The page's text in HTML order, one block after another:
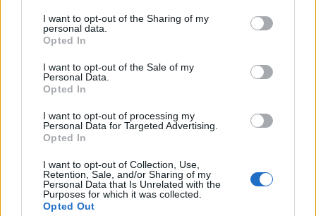
I want to opt-out of the Sharing of my
personal data.
Opted In
I want to opt-out of the Sale of my
Personal Data.
Opted In
I want to opt-out of processing my
Personal Data for Targeted Advertising.
Opted In
I want to opt-out of Collection, Use,
Retention, Sale, and/or Sharing of my
Personal Data that Is Unrelated with the
Purposes for which it was collected.
Opted Out
tőle a nyelvem, nyelni se bírok. Végül a tenyerembe
köptem és kidobtam a kukába.
Anya ekkor lépett be az ajtón, és halkan csak annyit
jegyzett meg, hogy kár volt próbálkoznom. Igaza volt.
Fotó: RDNE Stock project: https://www.pexels.com/hu-
hu/foto/par-valas-magany-szomorusag-6669876/